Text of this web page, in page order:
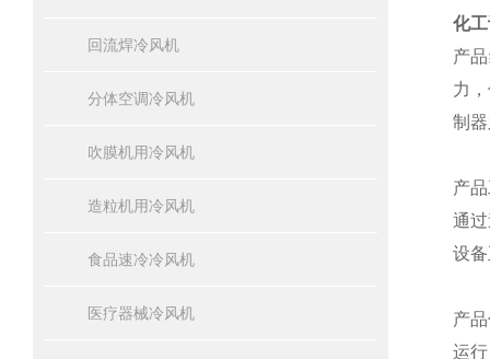
回流焊冷风机
分体空调冷风机
吹膜机用冷风机
造粒机用冷风机
食品速冷冷风机
医疗器械冷风机
化
产
力
制
产
通过
设
产
运